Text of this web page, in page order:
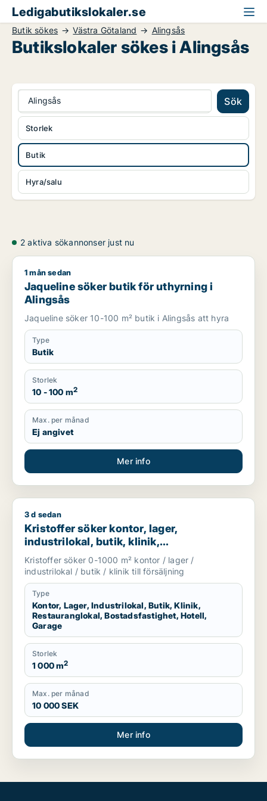
Ledigabutikslokaler.se
Butik sökes Västra Götaland Alingsås
Butikslokaler sökes i Alingsås
Alingsås Sök
Butik
Hyra/salu
Storlek
2 aktiva sökannonser just nu
Jaqueline söker butik för uthyrning i Alingsås
1 mån sedan
Jaqueline söker butik för uthyrning i
Alingsås
Jaqueline söker 10-100 m² butik i Alingsås att hyra
Type
Butik
Storlek
10 - 100 m2
Max. per månad
Ej angivet
Mer info
Kristoffer söker kontor, lager, industrilokal, butik, klinik,
3 d sedan
Kristoffer söker kontor, lager,
industrilokal, butik, klinik,
restauranglokal, bostadsfastighet, hotell
eller garage till salu i Sotenäs, Vårgårda
eller Grästorp m.fl.
Kristoffer söker 0-1000 m² kontor / lager /
industrilokal / butik / klinik till försäljning
Type
Kontor, Lager, Industrilokal, Butik, Klinik,
Restauranglokal, Bostadsfastighet, Hotell,
Garage
Storlek
1 000 m2
Max. per månad
10 000 SEK
Mer info